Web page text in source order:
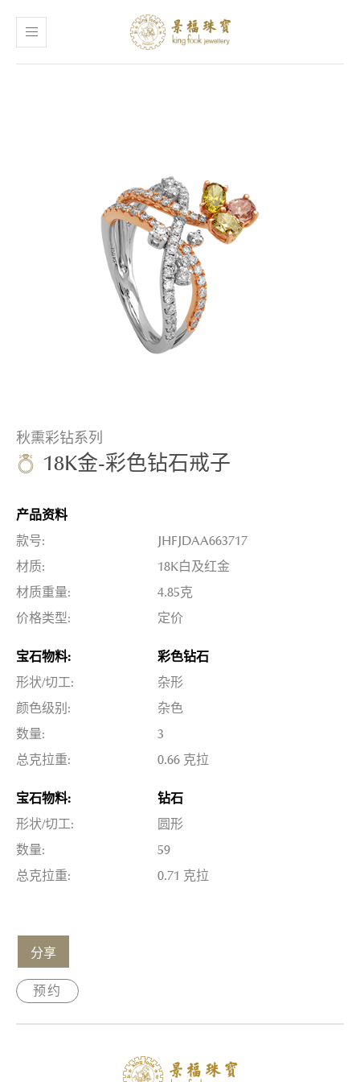
秋熏彩钻系列
18K金-彩色钻石戒子
产品资料
款号:
JHFJDAA663717
材质:
18K白及红金
材质重量:
4.85克
价格类型:
定价
宝石物料:
彩色钻石
形状/切工:
杂形
颜色级别:
杂色
数量:
3
总克拉重:
0.66 克拉
宝石物料:
钻石
形状/切工:
圆形
数量:
59
总克拉重:
0.71 克拉
分享
预约